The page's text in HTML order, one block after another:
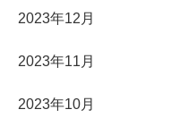
2023年12月
2023年11月
2023年10月